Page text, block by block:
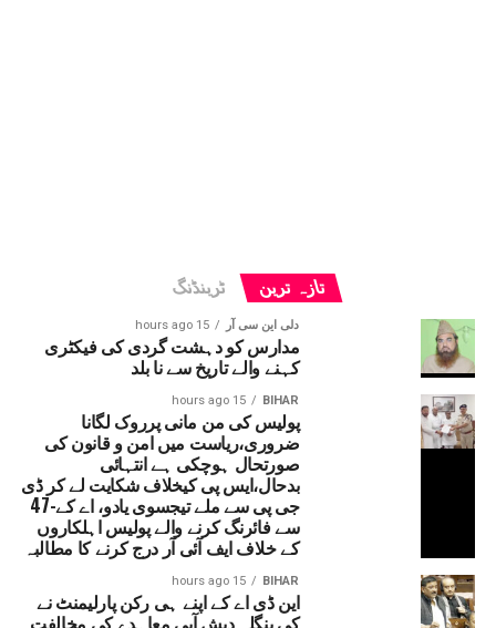
تازہ ترین ٹرینڈنگ
دلی این سی آر 15 hours ago
مدارس کو دہشت گردی کی فیکٹری
کہنے والے تاریخ سے نا بلد
BIHAR
15 hours ago
پولیس کی من مانی پرروک لگانا
ضروری،ریاست میں امن و قانون کی
صورتحال ہوچکی ہے انتہائی
بدحال،ایس پی کیخلاف شکایت لے کر ڈی
جی پی سے ملے تیجسوی یادو، اے کے-47
سے فائرنگ کرنے والے پولیس اہلکاروں
کے خلاف ایف آئی آر درج کرنے کا مطالبہ
BIHAR
15 hours ago
این ڈی اے کے اپنے ہی رکن پارلیمنٹ نے
کی بنگلہ دیش آبی معاہدے کی مخالفت